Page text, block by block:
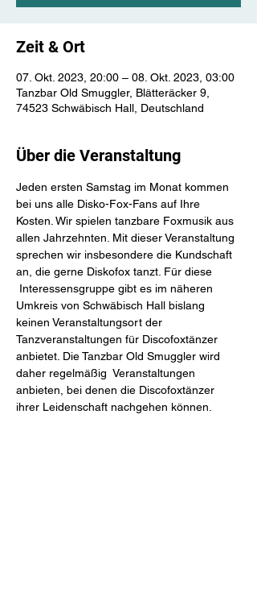
Zeit & Ort
07. Okt. 2023, 20:00 – 08. Okt. 2023, 03:00
Tanzbar Old Smuggler, Blätteräcker 9,
74523 Schwäbisch Hall, Deutschland
Über die Veranstaltung
Jeden ersten Samstag im Monat kommen
bei uns alle Disko-Fox-Fans auf Ihre
Kosten. Wir spielen tanzbare Foxmusik aus
allen Jahrzehnten. Mit dieser Veranstaltung
sprechen wir insbesondere die Kundschaft
an, die gerne Diskofox tanzt. Für diese
Interessensgruppe gibt es im näheren
Umkreis von Schwäbisch Hall bislang
keinen Veranstaltungsort der
Tanzveranstaltungen für Discofoxtänzer
anbietet. Die Tanzbar Old Smuggler wird
daher regelmäßig  Veranstaltungen
anbieten, bei denen die Discofoxtänzer
ihrer Leidenschaft nachgehen können.